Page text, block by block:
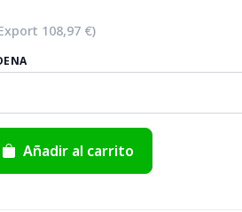
108,97 €)
Añadir al carrito